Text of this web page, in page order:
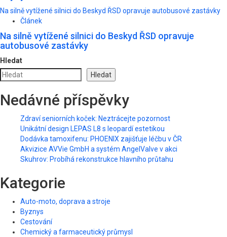
Na silně vytížené silnici do Beskyd ŘSD opravuje autobusové zastávky
Článek
Na silně vytížené silnici do Beskyd ŘSD opravuje
autobusové zastávky
Hledat
Hledat
Nedávné příspěvky
Zdraví seniorních koček: Neztrácejte pozornost
Unikátní design LEPAS L8 s leopardí estetikou
Dodávka tamoxifenu: PHOENIX zajišťuje léčbu v ČR
Akvizice AVVie GmbH a systém AngelValve v akci
Skuhrov: Probíhá rekonstrukce hlavního průtahu
Kategorie
Auto-moto, doprava a stroje
Byznys
Cestování
Chemický a farmaceutický průmysl